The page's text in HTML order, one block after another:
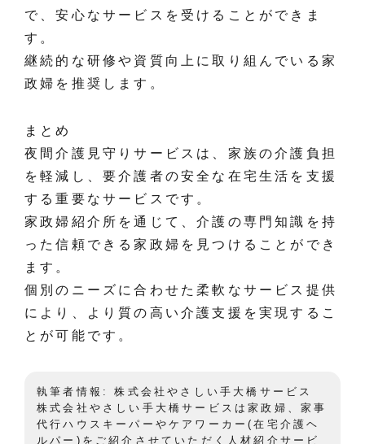
で、安心なサービスを受けることができま
す。
継続的な研修や資質向上に取り組んでいる家
政婦を推奨します。
まとめ
夜間介護見守りサービスは、家族の介護負担
を軽減し、要介護者の安全な在宅生活を支援
する重要なサービスです。
家政婦紹介所を通じて、介護の専門知識を持
った信頼できる家政婦を見つけることができ
ます。
個別のニーズに合わせた柔軟なサービス提供
により、より質の高い介護支援を実現するこ
とが可能です。
執筆者情報: 株式会社やさしい手大橋サービス
株式会社やさしい手大橋サービスは家政婦、家事
代行ハウスキーパーやケアワーカー(在宅介護ヘ
ルパー)をご紹介させていただく人材紹介サービ